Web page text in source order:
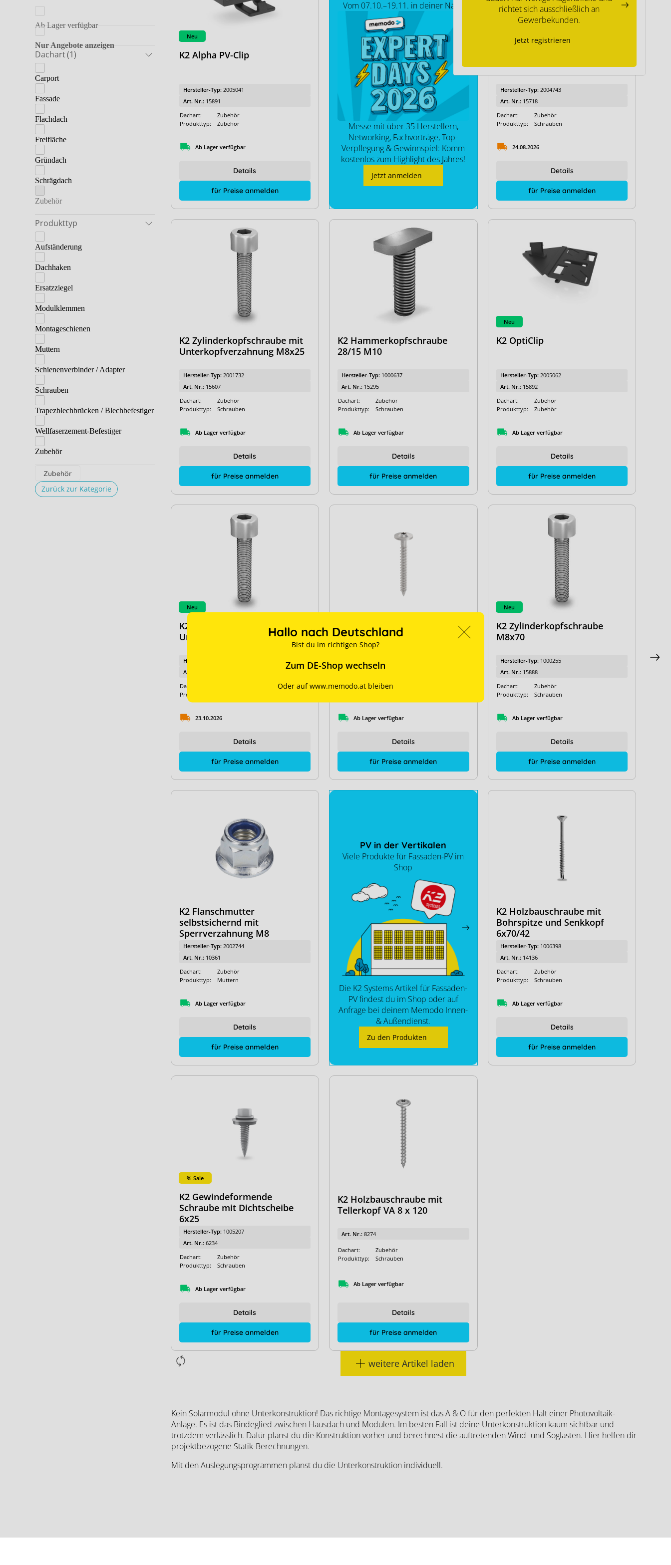
richtet sich ausschließlich an
Gewerbekunden.
Jetzt registrieren
Lehmann
Marzari
Praetner
Schletter
Ab Lager verfügbar
Nur Angebote anzeigen
Dachart(1)
Carport
Fassade
Flachdach
Freifläche
Gründach
Schrägdach
Zubehör
Produkttyp
Aufständerung
Dachhaken
Ersatzziegel
Modulklemmen
Montageschienen
Muttern
Schienenverbinder / Adapter
Schrauben
Trapezblechbrücken / Blechbefestiger
Wellfaserzement-Befestiger
Zubehör
Zubehör
Zurück zur Kategorie
Alumero Freifläche AC G
Alumero-Schrägdach
K2-Schrägdach
K2 Checkliste PV-Fassade
Schletter-Festaufständerung
Schletter-Schrägdach-Aufständerung
Schletter-Flachdach FixGridPro
Schletter-Schrägdach
Neu
K2 Alpha PV-Clip
Hersteller-Typ: 2005041
Art. Nr.: 15891
Dachart:
Zubehör
Produkttyp:
Zubehör
Ab Lager verfügbar
für Preise anmelden
Details
Vom 07.10.–19.11. in deiner Nähe
Messe mit über 35 Herstellern,
Networking, Fachvorträge, Top-
Verpflegung & Gewinnspiel: Komm
kostenlos zum Highlight des Jahres!
Jetzt anmelden
x 270 mm
Hersteller-Typ: 2004743
Art. Nr.: 15718
Dachart:
Zubehör
Produkttyp:
Schrauben
24.08.2026
für Preise anmelden
Details
K2 Zylinderkopfschraube mit
Unterkopfverzahnung M8x25
Hersteller-Typ: 2001732
Art. Nr.: 15607
Dachart:
Zubehör
Produkttyp:
Schrauben
Ab Lager verfügbar
für Preise anmelden
Details
K2 Hammerkopfschraube
28/15 M10
Hersteller-Typ: 1000637
Art. Nr.: 15295
Dachart:
Zubehör
Produkttyp:
Schrauben
Ab Lager verfügbar
für Preise anmelden
Details
Neu
K2 OptiClip
Hersteller-Typ: 2005062
Art. Nr.: 15892
Dachart:
Zubehör
Produkttyp:
Zubehör
Ab Lager verfügbar
für Preise anmelden
Details
Neu
K2 Zylinderkopfschraube mit
Unterkopfverzahnung M8x30
Hersteller-Typ:
Art. Nr.:
Dachart:
Produkttyp:
23.10.2026
für Preise anmelden
Details
Alumero easyFlex
Tellerkopfschraube 8,0x100
Hersteller-Typ:
Dachart:
Zubehör
Ab Lager verfügbar
für Preise anmelden
Details
Neu
K2 Zylinderkopfschraube
M8x70
Hersteller-Typ: 1000255
Art. Nr.: 15888
Dachart:
Zubehör
Produkttyp:
Schrauben
Ab Lager verfügbar
für Preise anmelden
Details
K2 Flanschmutter
selbstsichernd mit
Sperrverzahnung M8
Hersteller-Typ: 2002744
Art. Nr.: 10361
Dachart:
Zubehör
Produkttyp:
Muttern
Ab Lager verfügbar
für Preise anmelden
Details
PV in der Vertikalen
Viele Produkte für Fassaden-PV im
Shop
Die K2 Systems Artikel für Fassaden-
PV findest du im Shop oder auf
Anfrage bei deinem Memodo Innen-
& Außendienst.
Zu den Produkten
K2 Holzbauschraube mit
Bohrspitze und Senkkopf
6x70/42
Hersteller-Typ: 1006398
Art. Nr.: 14136
Dachart:
Zubehör
Produkttyp:
Schrauben
Ab Lager verfügbar
für Preise anmelden
Details
% Sale
K2 Gewindeformende
Schraube mit Dichtscheibe
6x25
Hersteller-Typ: 1005207
Art. Nr.: 6234
Dachart:
Zubehör
Produkttyp:
Schrauben
Ab Lager verfügbar
für Preise anmelden
Details
K2 Holzbauschraube mit
Tellerkopf VA 8 x 120
Art. Nr.:8274
Dachart:
Zubehör
Produkttyp:
Schrauben
Ab Lager verfügbar
für Preise anmelden
Details
weitere Artikel laden
Kein Solarmodul ohne Unterkonstruktion! Das richtige Montagesystem ist das A & O für den perfekten Halt einer Photovoltaik-
Anlage. Es ist das Bindeglied zwischen Hausdach und Modulen. Im besten Fall ist deine Unterkonstruktion kaum sichtbar und
trotzdem verlässlich. Dafür planst du die Konstruktion vorher und berechnest die auftretenden Wind- und Soglasten. Hier helfen dir
projektbezogene Statik-Berechnungen.
Mit den Auslegungsprogrammen planst du die Unterkonstruktion individuell.
Hallo nach Deutschland
Bist du im richtigen Shop?
Zum DE-Shop wechseln
Oder auf www.memodo.at bleiben